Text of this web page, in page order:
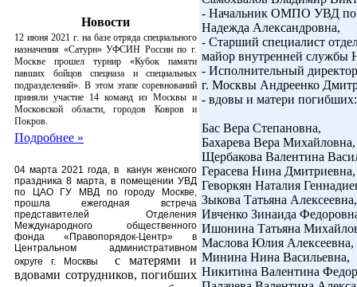
Новости
12 июня 2021 г. на базе отряда специального
назначения «Сатурн» УФСИН России по г.
Москве прошел турнир «Кубок памяти
павших бойцов спецназа и специальных
подразделений». В этом этапе соревнований
приняли участие 14 команд из Москвы и
Московской области, городов Ковров и
Покров.
Подробнее »
04 марта 2021 года, в
канун женского
праздника 8 марта, в помещении УВД
по ЦАО ГУ МВД по городу Москве,
прошла ежегодная встреча
представителей Отделения
Международного общественного
фонда «Правопорядок-Центр» в
Центральном административном
округе г. Москвы
с матерями и
вдовами сотрудников, погибших
- Начальник ОМПО УВД по
Надежда Александровна,
- Старший специалист
майор внутренней службы
- Исполнительный
г. Москвы Андреенко
- вдовы и матери погибших:
Бас Вера Степановна,
Бахарева Вера Михайловна,
Щербакова Валентина
Герасева Нина Дмитриевна,
Геворкян Наталия
Зыкова Татьяна Алексеевна,
Ивченко Зинаида
Ишонина Татьяна
Маслова Юлия Алексеевна,
Минина Нина Васильевна,
Никитина Валентина